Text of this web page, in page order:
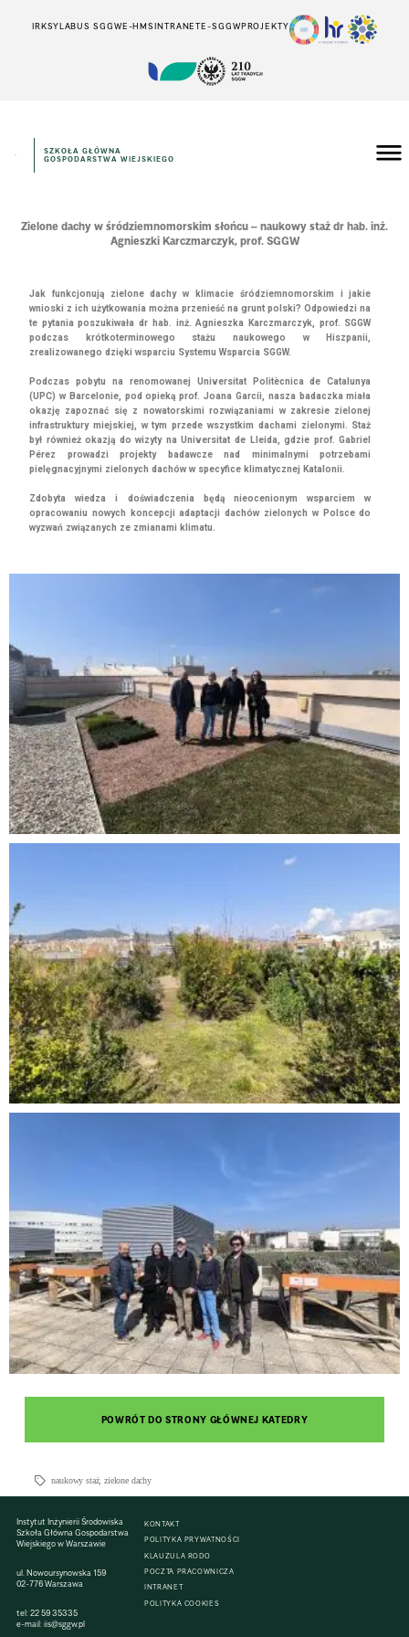
IRKSYLABUS SGGWE-HMSINTRANETE-SGGWPROJEKTY
SZKOŁA GŁÓWNA
GOSPODARSTWA WIEJSKIEGO
Zielone dachy w śródziemnomorskim słońcu – naukowy staż dr hab. inż.
Agnieszki Karczmarczyk, prof. SGGW
Jak funkcjonują zielone dachy w klimacie śródziemnomorskim i jakie
wnioski z ich użytkowania można przenieść na grunt polski? Odpowiedzi na
te pytania poszukiwała dr hab. inż. Agnieszka Karczmarczyk, prof. SGGW
podczas krótkoterminowego stażu naukowego w Hiszpanii,
zrealizowanego dzięki wsparciu Systemu Wsparcia SGGW.
Podczas pobytu na renomowanej Universitat Politècnica de Catalunya
(UPC) w Barcelonie, pod opieką prof. Joana Garcíi, nasza badaczka miała
okazję zapoznać się z nowatorskimi rozwiązaniami w zakresie zielonej
infrastruktury miejskiej, w tym przede wszystkim dachami zielonymi. Staż
był również okazją do wizyty na Universitat de Lleida, gdzie prof. Gabriel
Pérez prowadzi projekty badawcze nad minimalnymi potrzebami
pielęgnacyjnymi zielonych dachów w specyfice klimatycznej Katalonii.
Zdobyta wiedza i doświadczenia będą nieocenionym wsparciem w
opracowaniu nowych koncepcji adaptacji dachów zielonych w Polsce do
wyzwań związanych ze zmianami klimatu.
POWRÓT DO STRONY GŁÓWNEJ KATEDRY
naukowy staż,zielone dachy
Instytut Inżynierii Środowiska
Szkoła Główna Gospodarstwa
Wiejskiego w Warszawie
ul. Nowoursynowska 159
02-776 Warszawa
tel:22 59 35335
e-mail:iis@sggw.pl
KONTAKT
POLITYKA PRYWATNOŚCI
KLAUZULA RODO
POCZTA PRACOWNICZA
INTRANET
POLITYKA COOKIES